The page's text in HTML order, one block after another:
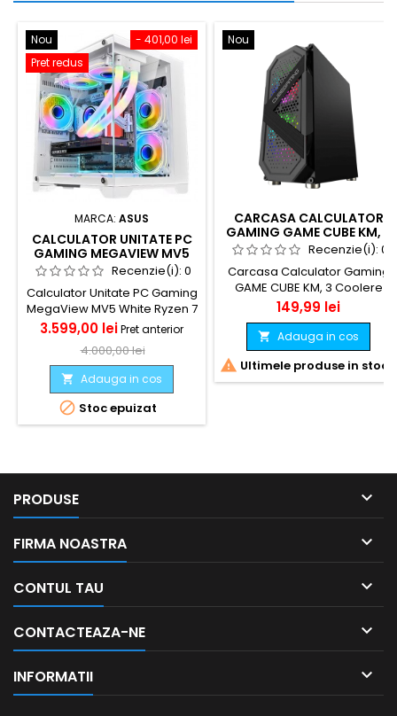
- 401,00 lei
Nou
Pret redus
MARCA: ASUS
CALCULATOR UNITATE PC
GAMING MEGAVIEW MV5
WHITE RYZEN 7 5700X 16GB
DDR4 RGB ASUS GTX 1660
TI SSD 1TB M.2
Recenzie(i): 0
Calculator Unitate PC Gaming
MegaView MV5 White Ryzen 7
5700X 16GB DDR4 RGB Asus
GTX 1660 TI SSD 1TB M.2
Pret
3.599,00 leiPret anteriorPret
4.000,00 lei
 Adauga in cos
 Stoc epuizat
Nou
CARCASA CALCULATOR
GAMING GAME CUBE KM, 3
COOLERE RGB
Recenzie(i): 0
Carcasa Calculator Gaming
GAME CUBE KM, 3 Coolere
RGB
Pret
149,99 lei
 Adauga in cos
 Ultimele produse in stoc
PRODUSE 
FIRMA NOASTRA 
CONTUL TAU 
CONTACTEAZA-NE 
INFORMATII 